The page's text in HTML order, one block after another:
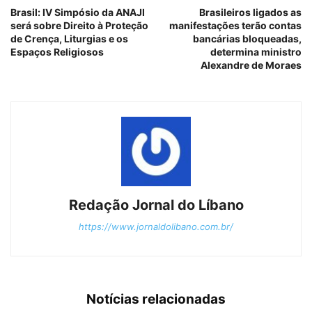
Brasil: IV Simpósio da ANAJI
será sobre Direito à Proteção
de Crença, Liturgias e os
Espaços Religiosos
Brasileiros ligados as
manifestações terão contas
bancárias bloqueadas,
determina ministro
Alexandre de Moraes
Redação Jornal do Líbano
https://www.jornaldolibano.com.br/
Notícias relacionadas